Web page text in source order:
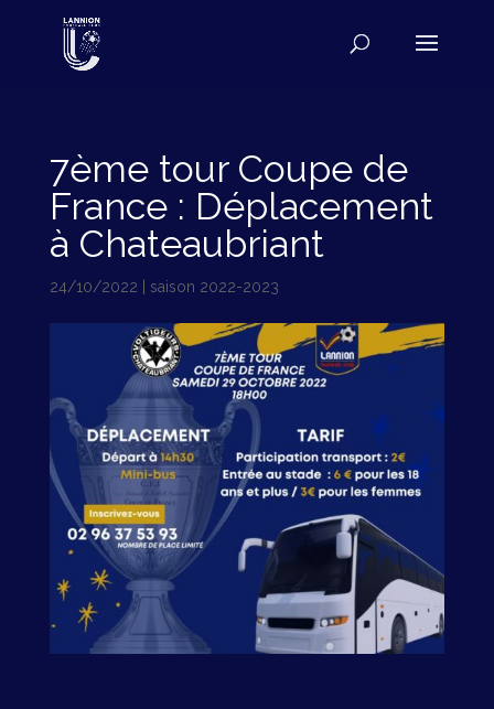
7ème tour Coupe de
France : Déplacement
à Chateaubriant
24/10/2022 saison 2022-2023